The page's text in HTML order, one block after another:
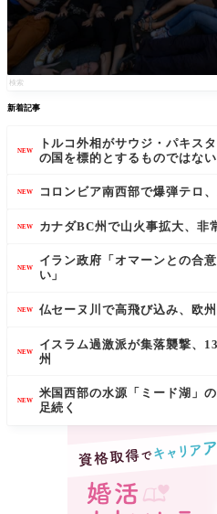
新着記事
NEW
トルコ外相がサウジ・パキス
の国を標的とするものではない
NEW コロンビア南西部で爆弾テロ
NEW カナダBC州で山火事拡大、非
NEW
イラン政府「オマーンとの合
い」
NEW 仏セーヌ川で高飛び込み、欧
NEW
イスラム過激派が集落襲撃、
州
NEW
米国西部の水源「ミード湖」
足続く